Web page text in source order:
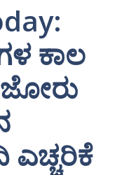
ಕಾಲ